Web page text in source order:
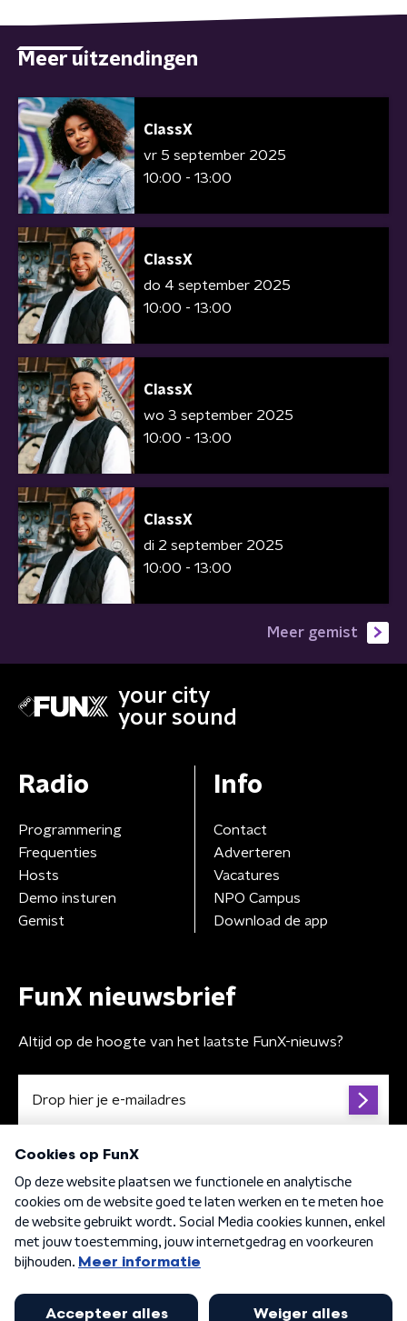
Meer uitzendingen
ClassX
vr 5 september 2025
10:00 - 13:00
ClassX
do 4 september 2025
10:00 - 13:00
ClassX
wo 3 september 2025
10:00 - 13:00
ClassX
di 2 september 2025
10:00 - 13:00
Meer gemist
your city
your sound
Radio
Programmering
Frequenties
Hosts
Demo insturen
Gemist
Info
Contact
Adverteren
Vacatures
NPO Campus
Download de app
FunX nieuwsbrief
Altijd op de hoogte van het laatste FunX-nieuws?
Algemene voorwaarden Privacybeleid